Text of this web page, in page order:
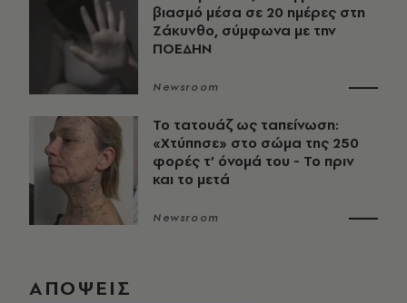
βιασμό μέσα σε 20 ημέρες στη
Ζάκυνθο, σύμφωνα με την
ΠΟΕΔΗΝ
Newsroom
Το τατουάζ ως ταπείνωση:
«Χτύπησε» στο σώμα της 250
φορές τ’ όνομά του - Το πριν
και το μετά
Newsroom
ΑΠΟΨΕΙΣ